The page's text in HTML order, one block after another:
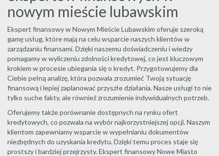
nowym mieście lubawskim
Ekspert finansowy w Nowym Mieście Lubawskim oferuje szeroką
gamę usług, które mają na celu wsparcie naszych klientów w
zarządzaniu finansami. Dzięki naszemu doświadczeniu i wiedzy
pomagamy w wyliczeniu zdolności kredytowej, co jest kluczowym
krokiem w procesie ubiegania się o kredyt. Przygotowujemy dla
Ciebie pełną analizę, która pozwala zrozumieć Twoją sytuację
finansową i lepiej zaplanować przyszłe działania. Nasze usługi to nie
tylko suche fakty, ale również zrozumienie indywidualnych potrzeb.
Oferujemy także porównanie dostępnych na rynku ofert
kredytowych, co pozwala na wybór najkorzystniejszej opcji. Naszym
klientom zapewniamy wsparcie w wypełnianiu dokumentów
niezbędnych do uzyskania kredytu. Dzięki temu proces staje się
prostszy i bardziej przejrzysty. Ekspert finansowy Nowe Miasto